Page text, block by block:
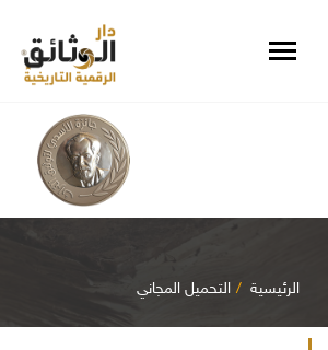
الرئيسية التحميل المجاني